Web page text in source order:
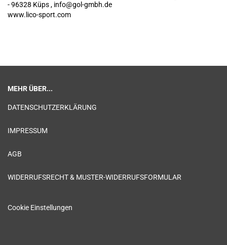
- 96328 Küps , info@gol-gmbh.de
www.lico-sport.com
MEHR ÜBER...
DATENSCHUTZERKLÄRUNG
IMPRESSUM
AGB
WIDERRUFSRECHT & MUSTER-WIDERRUFSFORMULAR
Cookie Einstellungen